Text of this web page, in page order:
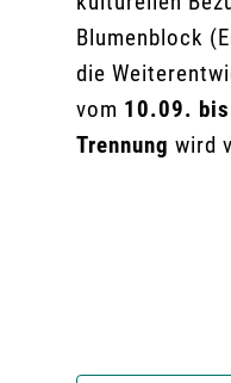
Blumenblock
die
vom 10.09.
Trennung wird